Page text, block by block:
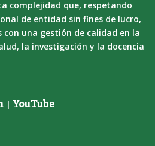
complejidad que, respetando
de entidad sin fines de lucro,
una gestión de calidad en la
la investigación y la docencia
|YouTube